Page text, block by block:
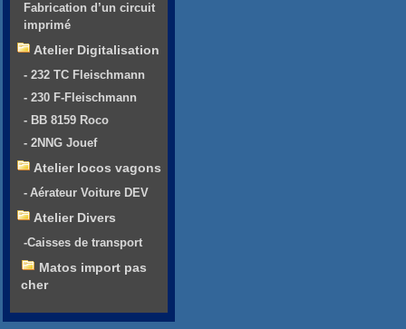
Fabrication d’un circuit
imprimé
Atelier Digitalisation
- 232 TC Fleischmann
- 230 F-Fleischmann
- BB 8159 Roco
- 2NNG Jouef
Atelier locos vagons
- Aérateur Voiture DEV
Atelier Divers
-Caisses de transport
Matos import pas
cher